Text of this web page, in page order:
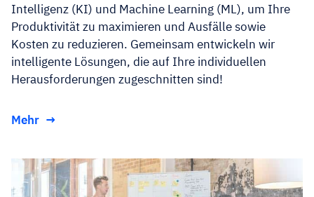
Intelligenz (KI) und Machine Learning (ML), um Ihre
Produktivität zu maximieren und Ausfälle sowie
Kosten zu reduzieren. Gemeinsam entwickeln wir
intelligente Lösungen, die auf Ihre individuellen
Herausforderungen zugeschnitten sind!
Mehr